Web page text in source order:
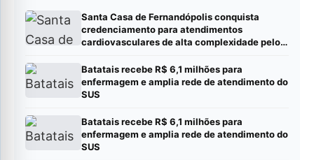
Santa Casa de Fernandópolis conquista
credenciamento para atendimentos
cardiovasculares de alta complexidade pelo
Batatais recebe R$ 6,1 milhões para
enfermagem e amplia rede de atendimento do
SUS
Batatais recebe R$ 6,1 milhões para
enfermagem e amplia rede de atendimento do
SUS